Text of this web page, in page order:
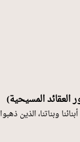
المسيحية)
وبناتنا، الذين ذهبوا